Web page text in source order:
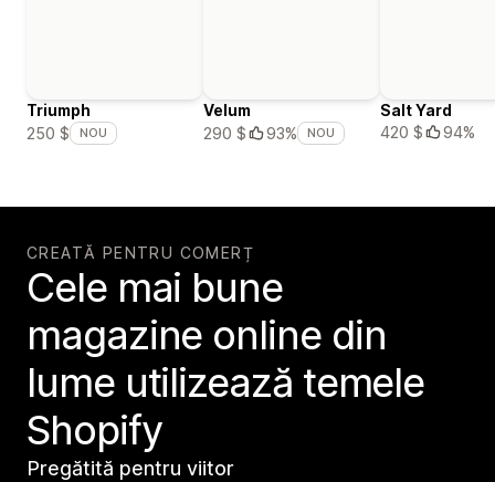
Triumph
250 $
NOU
Velum
290 $
93% NOU
Salt Yard
420 $
94%
CREATĂ PENTRU COMERȚ
Cele mai bune
magazine online din
lume utilizează temele
Shopify
Pregătită pentru viitor